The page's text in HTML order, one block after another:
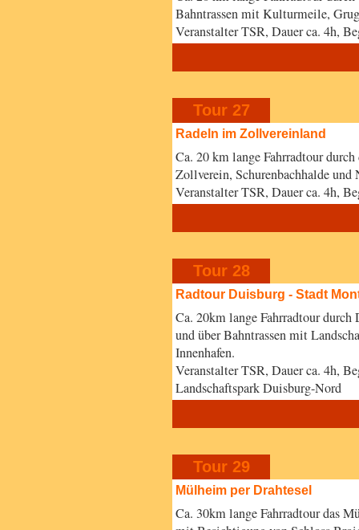
Bahntrassen mit Kulturmeile,
Veranstalter TSR, Dauer ca. 4h,
Tour 27
Radeln im Zollvereinland
Ca. 20 km lange Fahrradtour
Zollverein, Schurenbachhalde und
Veranstalter TSR, Dauer ca. 4h,
Tour 28
Radtour Duisburg - Stadt
Ca. 20km lange Fahrradtour
und über Bahntrassen mit
Innenhafen.
Veranstalter TSR, Dauer ca. 4h,
Landschaftspark Duisburg-Nord
Tour 29
Mülheim per Drahtesel
Ca. 30km lange Fahrradtour das